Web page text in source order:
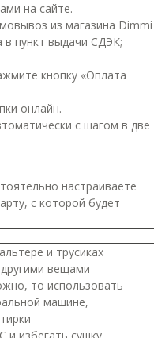
на сайте.
из магазина Dimmi
в пункт выдачи СДЭК;
кнопку «Оплата
онлайн.
с шагом в две
настраиваете
с которой будет
и трусиках
вещами
то использовать
машине,